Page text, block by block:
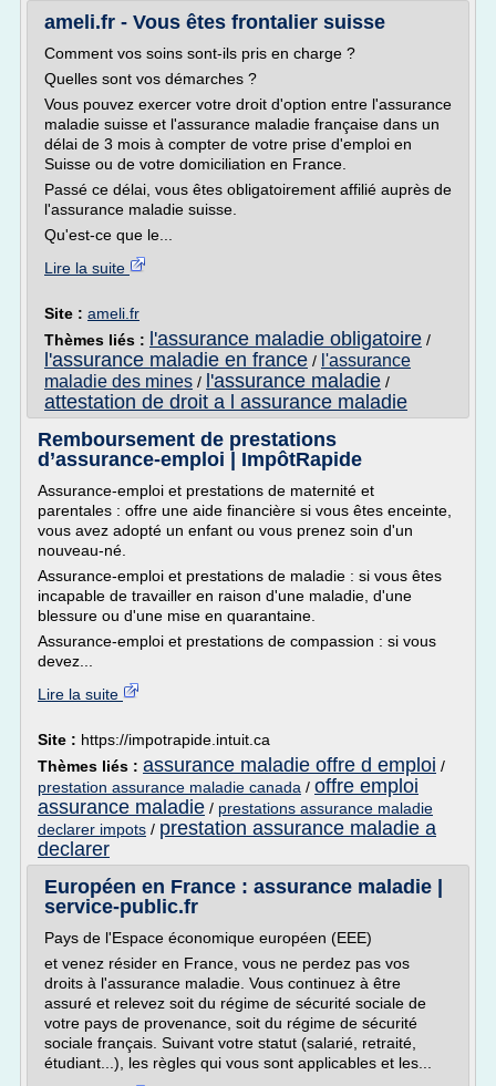
ameli.fr - Vous êtes frontalier suisse
Comment vos soins sont-ils pris en charge ?
Quelles sont vos démarches ?
Vous pouvez exercer votre droit d'option entre l'assurance
maladie suisse et l'assurance maladie française dans un
délai de 3 mois à compter de votre prise d'emploi en
Suisse ou de votre domiciliation en France.
Passé ce délai, vous êtes obligatoirement affilié auprès de
l'assurance maladie suisse.
Qu'est-ce que le...
Lire la suite
Site : ameli.fr
Thèmes liés :
l'assurance maladie obligatoire /
l'assurance maladie en france / l'assurance
maladie des mines / l'assurance maladie /
attestation de droit a l assurance maladie
Remboursement de prestations
d’assurance-emploi | ImpôtRapide
Assurance-emploi et prestations de maternité et
parentales : offre une aide financière si vous êtes enceinte,
vous avez adopté un enfant ou vous prenez soin d'un
nouveau-né.
Assurance-emploi et prestations de maladie : si vous êtes
incapable de travailler en raison d'une maladie, d'une
blessure ou d'une mise en quarantaine.
Assurance-emploi et prestations de compassion : si vous
devez...
Lire la suite
Site : https://impotrapide.intuit.ca
Thèmes liés : assurance maladie offre d emploi /
prestation assurance maladie canada / offre emploi
assurance maladie / prestations assurance maladie
declarer impots / prestation assurance maladie a
declarer
Européen en France : assurance maladie |
service-public.fr
Pays de l'Espace économique européen (EEE)
et venez résider en France, vous ne perdez pas vos
droits à l'assurance maladie. Vous continuez à être
assuré et relevez soit du régime de sécurité sociale de
votre pays de provenance, soit du régime de sécurité
sociale français. Suivant votre statut (salarié, retraité,
étudiant...), les règles qui vous sont applicables et les...